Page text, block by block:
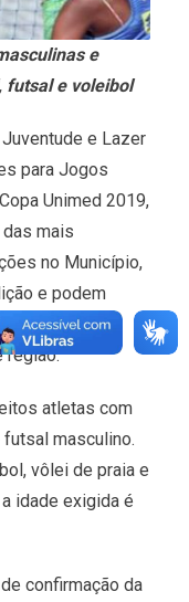
e
futsal e voleibol
e Lazer
para Jogos
Unimed 2019,
mais
no Município,
e podem
clubes,
região.
atletas com
masculino.
vôlei de praia e
idade exigida é
confirmação da